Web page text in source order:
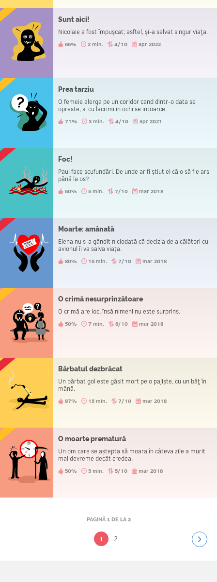
Sunt aici!
Nicolaie a fost împușcat; asftel, și-a salvat singur viaţa.
66% 2 min. 4/10 apr 2022
Prea tarziu
O femeie alerga pe un coridor cand dintr-o data se
opreste, si cu lacrimi in ochi se intoarce.
71% 3 min. 4/10 apr 2021
Foc!
Paul face scufundări. De unde ar fi ştiut el că o să fie ars
până la os?
50% 5 min. 7/10 mar 2018
Moarte: amânată
Elena nu s-a gândit niciodată că decizia de a călători cu
avionul îi va salva viața.
80% 15 min. 7/10 mar 2018
O crimă nesurprinzătoare
O crimă are loc, însă nimeni nu este surprins.
50% 7 min. 6/10 mar 2018
Bărbatul dezbrăcat
Un bărbat gol este găsit mort pe o pajiște, cu un băţ în
mână.
87% 15 min. 7/10 mar 2018
O moarte prematură
Un om care se aștepta să moara în câteva zile a murit
mai devreme decât credea.
50% 5 min. 5/10 mar 2018
PAGINĂ 1 DE LA 2
1 2